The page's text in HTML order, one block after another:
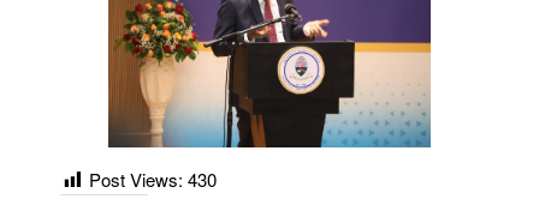
Post Views: 430